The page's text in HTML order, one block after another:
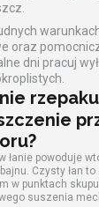
oraz
dni pracuj
łanie powoduje
Czysty łan
w punktach
suszenia